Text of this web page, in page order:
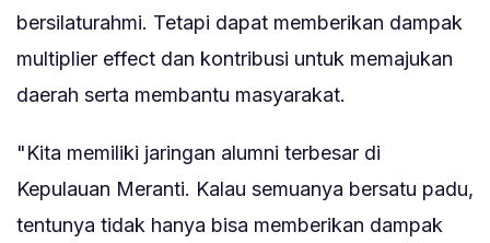
bersilaturahmi. Tetapi dapat memberikan dampak
multiplier effect dan kontribusi untuk memajukan
daerah serta membantu masyarakat.
"Kita memiliki jaringan alumni terbesar di
Kepulauan Meranti. Kalau semuanya bersatu padu,
tentunya tidak hanya bisa memberikan dampak